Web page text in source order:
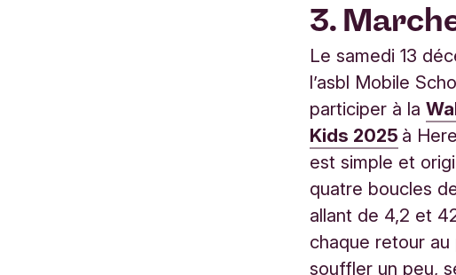
3.
Le samedi 13
l’asbl Mobile
participer à la
Kids 2025 à
est simple et
quatre boucles
allant de 4,2 et
chaque retour au
souffler un peu,